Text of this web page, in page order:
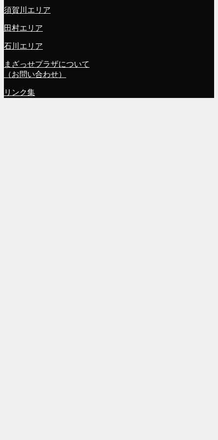
須賀川エリア
田村エリア
石川エリア
まざっせプラザについて
（お問い合わせ）
リンク集